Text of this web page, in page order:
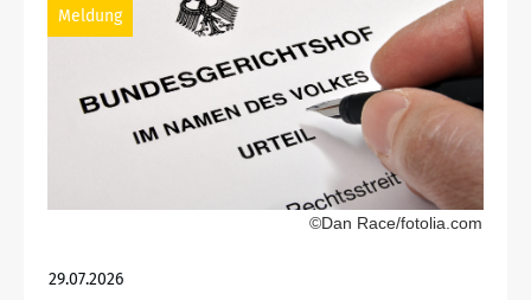
Meldung
©Dan Race/fotolia.com
29.07.2026